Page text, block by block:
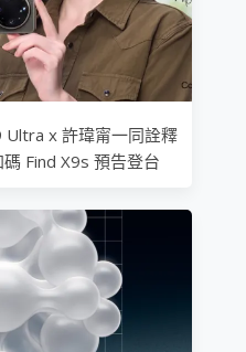
Ultra x 許瑋甯一同詮釋
碼 Find X9s 預告登台